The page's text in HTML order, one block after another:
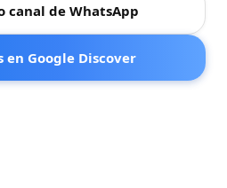
canal de WhatsApp
en Google Discover